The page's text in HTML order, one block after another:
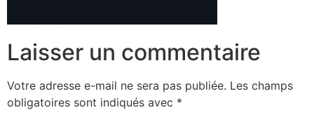
Laisser un commentaire
Votre adresse e-mail ne sera pas publiée. Les champs
obligatoires sont indiqués avec *